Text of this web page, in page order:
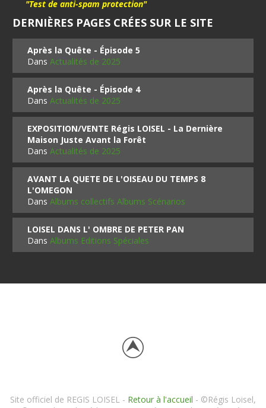
"Test de anti-spam protection"
DERNIÈRES PAGES CRÉES SUR LE SITE
Après la Quête - Épisode 5
DansActualités de 2025
Après la Quête - Épisode 4
DansActualités de 2025
EXPOSITION/VENTE Régis LOISEL - La Dernière
Maison Juste Avant la Forêt
DansActualités de 2025
AVANT LA QUETE DE L'OISEAU DU TEMPS 8
L'OMEGON
DansAlbums collectifs Albums Scénarios
LOISEL DANS L' OMBRE DE PETER PAN
DansAlbums Editions Spéciales
Site officiel de REGIS LOISEL - Retour à l'accueil - ©Régis Loisel,